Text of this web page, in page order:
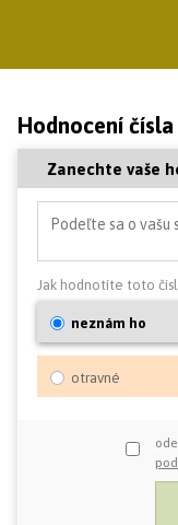
Hodnocení
Zanechte vaše
Jak hodnotíte toto
neznám ho
otravné